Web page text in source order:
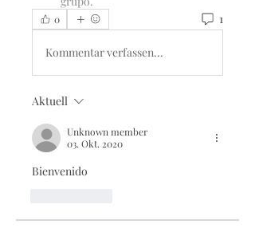
0 1
Kommentar verfassen...
Aktuell
Unknown member
03. Okt. 2020
Bienvenido